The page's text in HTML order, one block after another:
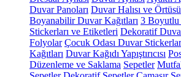
Duvar Panoları Duvar Halısı ve Örtüsü
Boyanabilir Duvar Kağıtları 3 Boyutlu
Stickerları ve Etiketleri Dekoratif
Folyolar Çocuk Odası Duvar
Kağıtları Duvar Kağıdı Yapıştırıcısı
Düzenleme ve Saklama Sepetler